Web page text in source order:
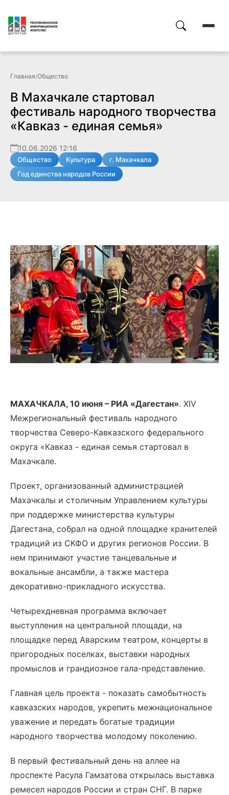
Главная/Общество
В Махачкале стартовал
фестиваль народного творчества
«Кавказ - единая семья»
10.06.2026 12:16
Общество Культура
г. Махачкала
Год единства народов России
МАХАЧКАЛА, 10 июня – РИА «Дагестан». XIV
Межрегиональный фестиваль народного
творчества Северо-Кавказского федерального
округа «Кавказ - единая семья стартовал в
Махачкале.
Проект, организованный администрацией
Махачкалы и столичным Управлением культуры
при поддержке министерства культуры
Дагестана, собрал на одной площадке хранителей
традиций из СКФО и других регионов России. В
нем принимают участие танцевальные и
вокальные ансамбли, а также мастера
декоративно-прикладного искусства.
Четырехдневная программа включает
выступления на центральной площади, на
площадке перед Аварским театром, концерты в
пригородных поселках, выставки народных
промыслов и грандиозное гала-представление.
Главная цель проекта - показать самобытность
кавказских народов, укрепить межнациональное
уважение и передать богатые традиции
народного творчества молодому поколению.
В первый фестивальный день на аллее на
проспекте Расула Гамзатова открылась выставка
ремесел народов России и стран СНГ. В парке